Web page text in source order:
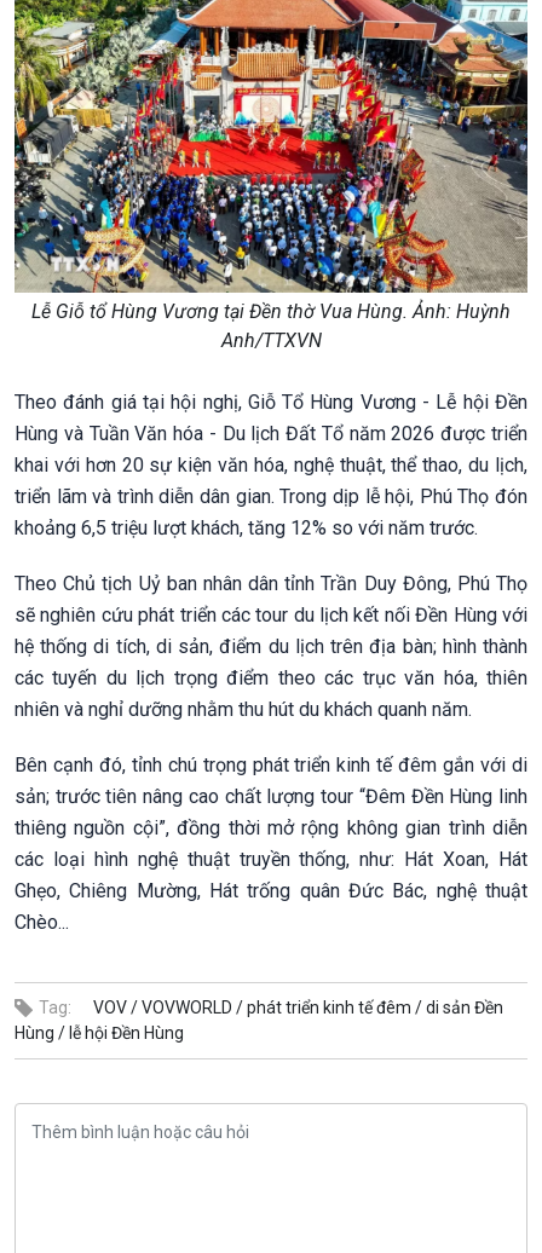
Lễ Giỗ tổ Hùng Vương tại Đền thờ Vua Hùng. Ảnh: Huỳnh
Anh/TTXVN
Theo đánh giá tại hội nghị, Giỗ Tổ Hùng Vương - Lễ hội Đền
Hùng và Tuần Văn hóa - Du lịch Đất Tổ năm 2026 được triển
khai với hơn 20 sự kiện văn hóa, nghệ thuật, thể thao, du lịch,
triển lãm và trình diễn dân gian. Trong dịp lễ hội, Phú Thọ đón
khoảng 6,5 triệu lượt khách, tăng 12% so với năm trước.
Theo Chủ tịch Uỷ ban nhân dân tỉnh Trần Duy Đông, Phú Thọ
sẽ nghiên cứu phát triển các tour du lịch kết nối Đền Hùng với
hệ thống di tích, di sản, điểm du lịch trên địa bàn; hình thành
các tuyến du lịch trọng điểm theo các trục văn hóa, thiên
nhiên và nghỉ dưỡng nhằm thu hút du khách quanh năm.
Bên cạnh đó, tỉnh chú trọng phát triển kinh tế đêm gắn với di
sản; trước tiên nâng cao chất lượng tour “Đêm Đền Hùng linh
thiêng nguồn cội”, đồng thời mở rộng không gian trình diễn
các loại hình nghệ thuật truyền thống, như: Hát Xoan, Hát
Ghẹo, Chiêng Mường, Hát trống quân Đức Bác, nghệ thuật
Chèo...
Tag: VOV /VOVWORLD /phát triển kinh tế đêm /di sản Đền
Hùng / lễ hội Đền Hùng